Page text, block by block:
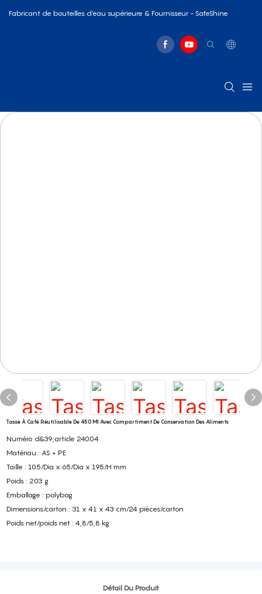
Fabricant de bouteilles d'eau supérieure & Fournisseur - SafeShine
Tasse À Café Réutilisable De 450 Ml Avec Compartiment De Conservation Des Aliments
Numéro d&39;article 24004
Matériau : AS + PE
Taille : 105/Dia x 65/Dia x 195/H mm
Poids : 203 g
Emballage : polybag
Dimensions/carton : 31 x 41 x 43 cm/24 pièces/carton
Poids net/poids net : 4,8/5,8 kg
Détail Du Produit